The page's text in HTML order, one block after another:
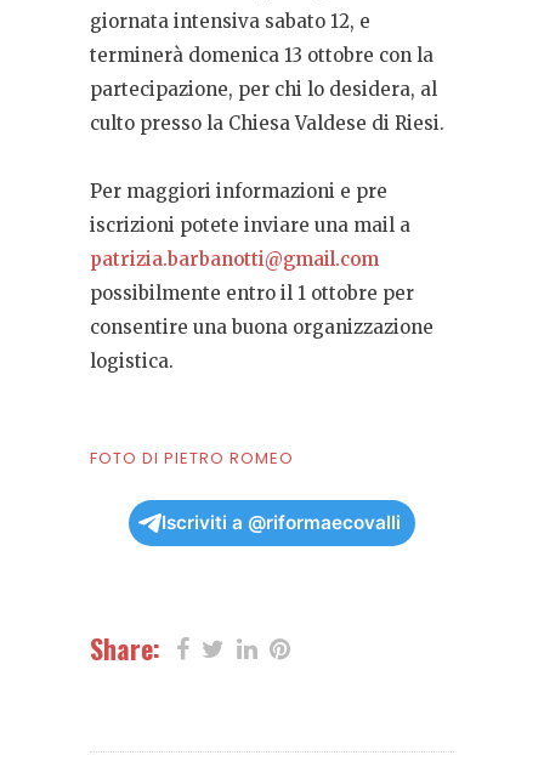
giornata intensiva sabato 12, e
terminerà domenica 13 ottobre con la
partecipazione, per chi lo desidera, al
culto presso la Chiesa Valdese di Riesi.
Per maggiori informazioni e pre
iscrizioni potete inviare una mail a
patrizia.barbanotti@gmail.com
possibilmente entro il 1 ottobre per
consentire una buona organizzazione
logistica.
FOTO DI PIETRO ROMEO
Iscriviti a @riformaecovalli
Share: